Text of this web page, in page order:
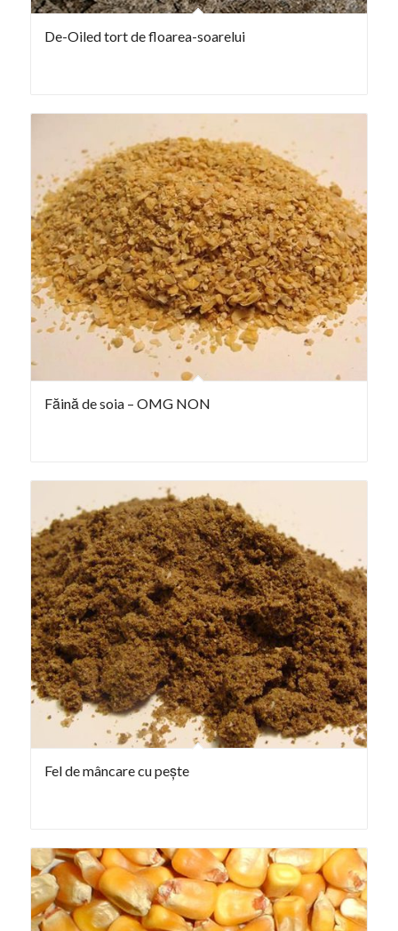
De-Oiled tort de floarea-soarelui
Făină de soia – OMG NON
Fel de mâncare cu pește